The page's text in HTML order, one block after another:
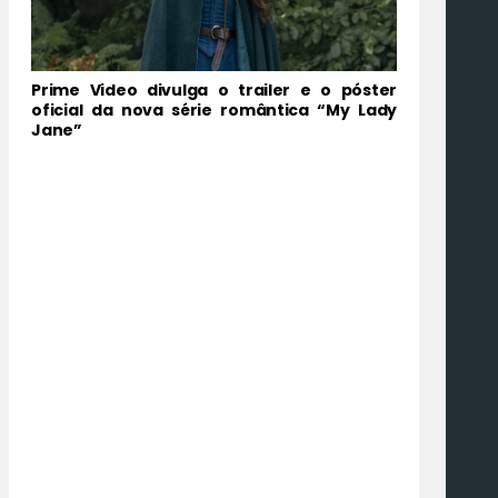
Prime Video divulga o trailer e o póster
oficial da nova série romântica “My Lady
Jane”